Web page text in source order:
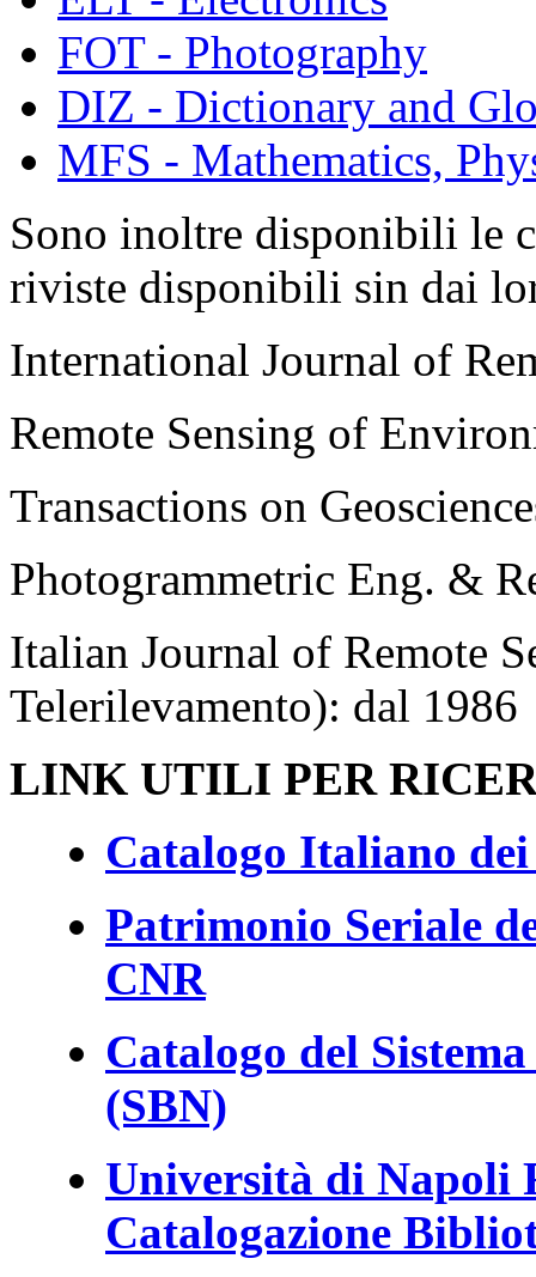
FOT - Photography
DIZ - Dictionary and
MFS - Mathematics,
Sono inoltre disponibili le
riviste disponibili sin dai
International Journal of
Remote Sensing of
Transactions on
Photogrammetric Eng. &
Italian Journal of Remote
Telerilevamento): dal 1986
LINK UTILI PER
Catalogo Italiano
Patrimonio Seriale
CNR
Catalogo del
(SBN)
Università di Napoli
Catalogazione